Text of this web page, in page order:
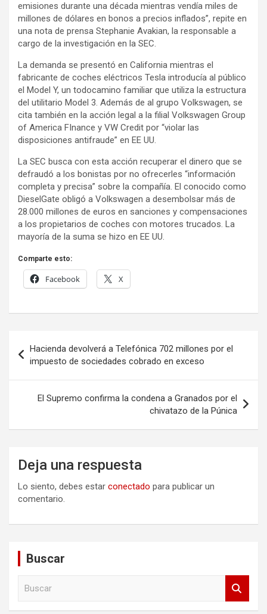
emisiones durante una década mientras vendía miles de
millones de dólares en bonos a precios inflados”, repite en
una nota de prensa Stephanie Avakian, la responsable a
cargo de la investigación en la SEC.
La demanda se presentó en California mientras el
fabricante de coches eléctricos Tesla introducía al público
el Model Y, un todocamino familiar que utiliza la estructura
del utilitario Model 3. Además de al grupo Volkswagen, se
cita también en la acción legal a la filial Volkswagen Group
of America FInance y VW Credit por “violar las
disposiciones antifraude” en EE UU.
La SEC busca con esta acción recuperar el dinero que se
defraudó a los bonistas por no ofrecerles “información
completa y precisa” sobre la compañía. El conocido como
DieselGate obligó a Volkswagen a desembolsar más de
28.000 millones de euros en sanciones y compensaciones
a los propietarios de coches con motores trucados. La
mayoría de la suma se hizo en EE UU.
Comparte esto:
Facebook X
de
entradas
Hacienda devolverá a Telefónica 702 millones por el
impuesto de sociedades cobrado en exceso
El Supremo confirma la condena a Granados por el
chivatazo de la Púnica
Deja una respuesta
Lo siento, debes estar conectado para publicar un
comentario.
Buscar